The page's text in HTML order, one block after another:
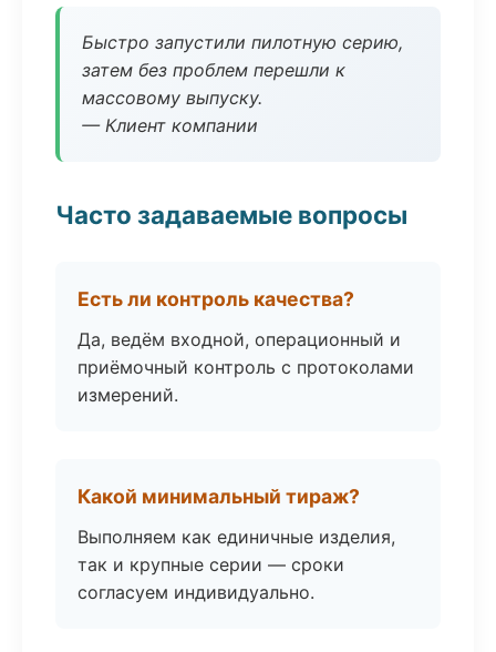
Быстро запустили пилотную серию,
затем без проблем перешли к
массовому выпуску.
— Клиент компании
Часто задаваемые вопросы
Есть ли контроль качества?
Да, ведём входной, операционный и
приёмочный контроль с протоколами
измерений.
Какой минимальный тираж?
Выполняем как единичные изделия,
так и крупные серии — сроки
согласуем индивидуально.